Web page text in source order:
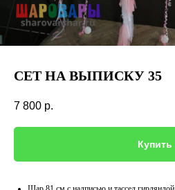
СЕТ НА ВЫПИСКУ 35
7 800 р.
Купить